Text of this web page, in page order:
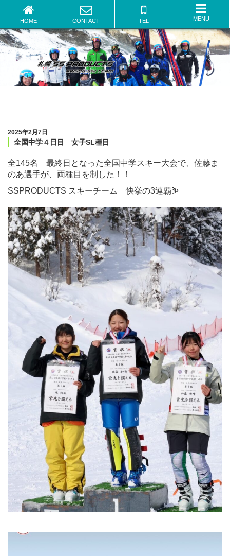
HOME CONTACT TEL MENU
2025年2月7日
全国中学４日目 女子SL種目
全145名 最終日となった全国中学スキー大会で、佐藤ま
のあ選手が、両種目を制した！！
SSPRODUCTS スキーチーム 快挙の3連覇⛷️